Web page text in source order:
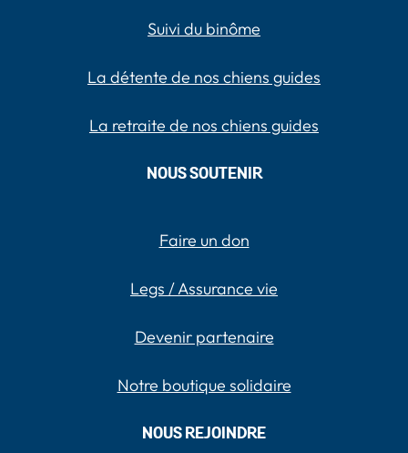
Suivi du binôme
La détente de nos chiens guides
La retraite de nos chiens guides
NOUS SOUTENIR
Faire un don
Legs / Assurance vie
Devenir partenaire
Notre boutique solidaire
NOUS REJOINDRE